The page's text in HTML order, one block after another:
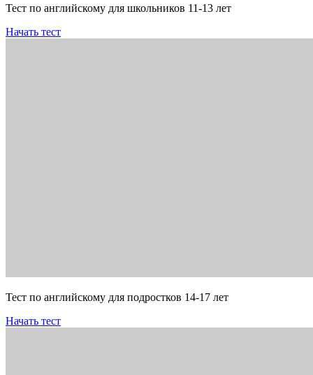
Тест по английскому для школьников 11-13 лет
Начать тест
Тест по английскому для подростков 14-17 лет
Начать тест